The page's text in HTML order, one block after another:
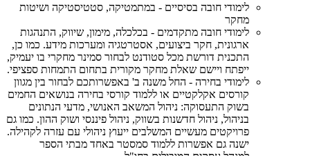
לימודי חובה בסיסיים - במתמטיקה, סטטיסטיקה ושיטות
מחקר
לימודי חובה מתקדמים - בכלכלה, מימון, שיווק, התנהגות
ארגונית, חקר ביצועים, אסטרטגיה ומערכות מידע. כמו כן,
התכנית דורשת מכל סטודנט לבחור סמינר מחקרי בו יעמיק,
ייפתח ויישם שאלת מחקר מקורית בתחום התמחות ספציפי.
לימודי בחירה - ​החל משנה ב' באפשרותכם לבחור בין מגוון
קורסים אקלקטיים או ללמוד קורסי בחירה בנושאים החמים
בשוק התעסוקה: ניהול המשאב האנושי, מדעי הנתונים
בניהול, ניהול חדשנות בשווק, ניהול פיננסי ושוק ההון. כמו גם
פרויקטים מעשיים המשלבים ייעוץ ניהולי עם עזרה לקהילה.
ישנה גם אפשרות ללמוד סמסטר באחד מבתי הספר